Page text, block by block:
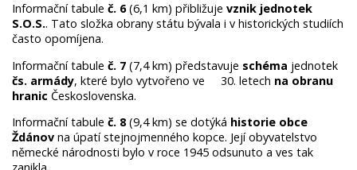
Informační tabule č. 6(6,1 km) přibližuje vznik jednotek
S.O.S.. Tato složka obrany státu bývala i v historických studiích
často opomíjena.
Informační tabule č. 7 (7,4 km) představuje schéma jednotek
čs. armády, které bylo vytvořeno ve 30. letech na obranu
hranic Československa.
Informační tabule č. 8(9,4 km) se dotýká historie obce
Ždánov na úpatí stejnojmenného kopce. Její obyvatelstvo
německé národnosti bylo v roce 1945 odsunuto a ves tak